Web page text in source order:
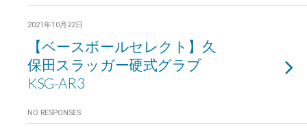
2021年10月22日
【ベースボールセレクト】久
保田スラッガー硬式グラブ
KSG-AR3
NO RESPONSES